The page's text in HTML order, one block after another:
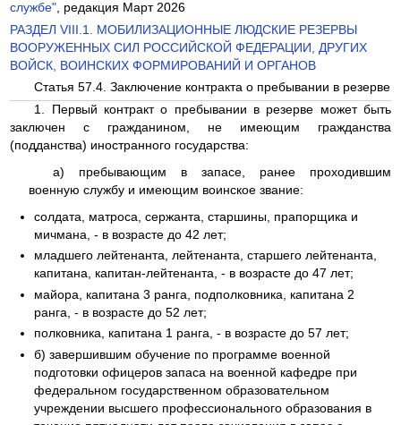
службе", редакция Март 2026
РАЗДЕЛ VIII.1. МОБИЛИЗАЦИОННЫЕ ЛЮДСКИЕ РЕЗЕРВЫ
ВООРУЖЕННЫХ СИЛ РОССИЙСКОЙ ФЕДЕРАЦИИ, ДРУГИХ
ВОЙСК, ВОИНСКИХ ФОРМИРОВАНИЙ И ОРГАНОВ
Статья 57.4. Заключение контракта о пребывании в резерве
1. Первый контракт о пребывании в резерве может быть
заключен с гражданином, не имеющим гражданства
(подданства) иностранного государства:
а) пребывающим в запасе, ранее проходившим
военную службу и имеющим воинское звание:
солдата, матроса, сержанта, старшины, прапорщика и
мичмана, - в возрасте до 42 лет;
младшего лейтенанта, лейтенанта, старшего лейтенанта,
капитана, капитан-лейтенанта, - в возрасте до 47 лет;
майора, капитана 3 ранга, подполковника, капитана 2
ранга, - в возрасте до 52 лет;
полковника, капитана 1 ранга, - в возрасте до 57 лет;
б) завершившим обучение по программе военной
подготовки офицеров запаса на военной кафедре при
федеральном государственном образовательном
учреждении высшего профессионального образования в